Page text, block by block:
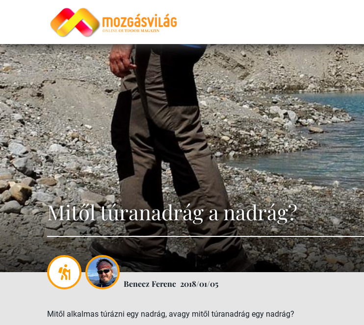
Mitől túranadrág a nadrág?
Benecz Ferenc 2018/01/05
Mitől alkalmas túrázni egy nadrág, avagy mitől túranadrág egy nadrág?